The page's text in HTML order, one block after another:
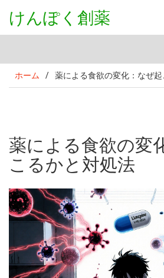
けんぽく創薬
ホーム / 薬による食欲の変化：なぜ
薬による食欲の変
こるかと対処法